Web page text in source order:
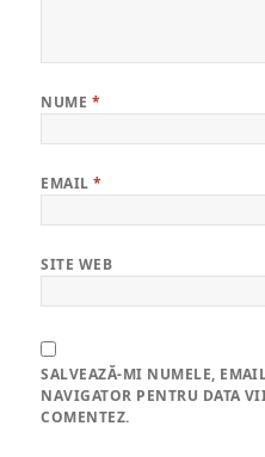
NUME *
EMAIL*
SITE WEB
SALVEAZĂ-MI NUMELE,
NAVIGATOR PENTRU DATA
COMENTEZ.